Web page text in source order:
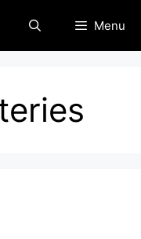
Menu